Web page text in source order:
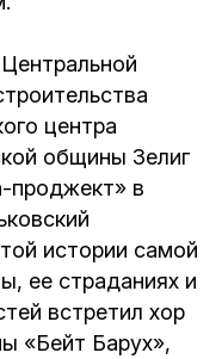
центра
общины Зелиг
проджект» в
истории самой
ее страданиях и
встретил хор
«Бейт Барух»,